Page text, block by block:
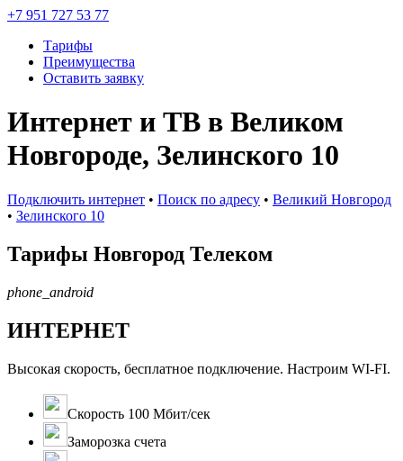
+7 951 727 53 77
Тарифы
Преимущества
Оставить заявку
Интернет и ТВ в Великом
Новгороде, Зелинского 10
Подключить интернет • Поиск по адресу • Великий Новгород
• Зелинского 10
Тарифы Новгород Телеком
phone_android
ИНТЕРНЕТ
Высокая скорость, бесплатное подключение. Настроим WI-FI.
Скорость 100 Мбит/сек
Заморозка счета